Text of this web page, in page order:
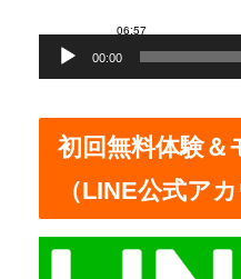
ー
ヤ
ー
00:00
初回無料体験＆
（LINE公式ア